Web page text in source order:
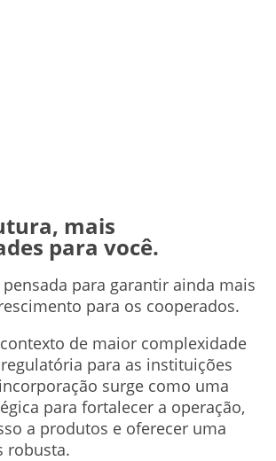
mais
para você.
para garantir ainda mais
para os cooperados.
de maior complexidade
para as instituições
surge como uma
para fortalecer a operação,
a produtos e oferecer uma
robusta.